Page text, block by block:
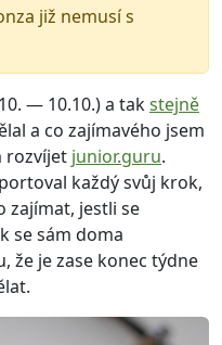
již nemusí s
— 10.10.) a takstejně
a co zajímavého jsem
rozvíjet junior.guru.
každý svůj krok,
zajímat, jestli se
se sám doma
že je zase konec týdne